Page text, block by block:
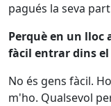
pagués la seva
Perquè en un
fàcil entrar dins el
No és gens fàcil.
m'ho. Qualsevol